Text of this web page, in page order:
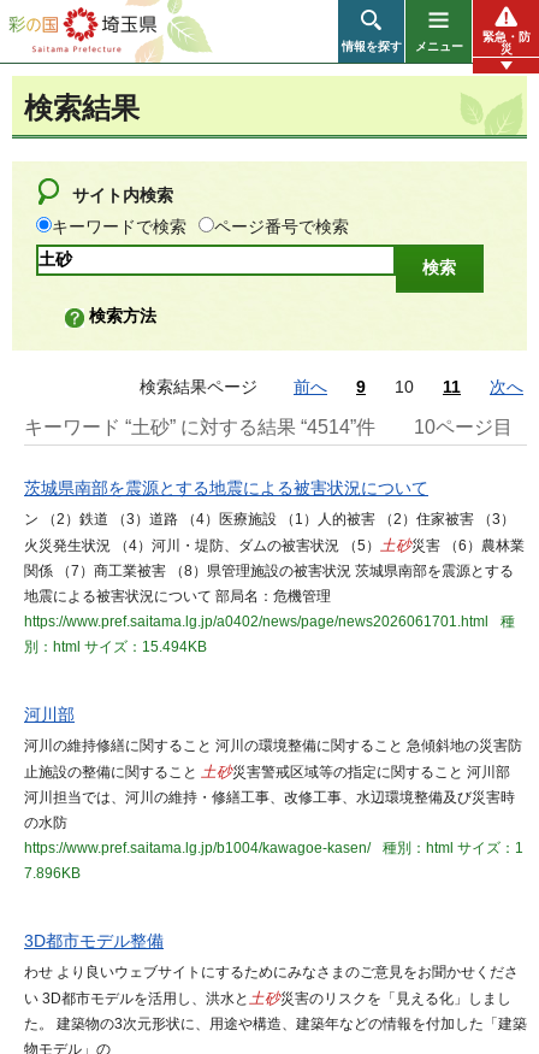
彩の国 埼玉県
情報を探す メニュー
緊急・防
災
検索結果
サイト内検索
キーワードで検索
ページ番号で検索
検索方法
検索結果ページ 前へ 9 10 11 次へ
キーワード “土砂” に対する結果 “4514”件 10ページ目
茨城県南部を震源とする地震による被害状況について
ン （2）鉄道 （3）道路 （4）医療施設 （1）人的被害 （2）住家被害 （3）
火災発生状況 （4）河川・堤防、ダムの被害状況 （5） 土砂災害 （6）農林業
関係 （7）商工業被害 （8）県管理施設の被害状況 茨城県南部を震源とする
地震による被害状況について 部局名：危機管理
https://www.pref.saitama.lg.jp/a0402/news/page/news2026061701.html
種
別：html サイズ：15.494KB
河川部
河川の維持修繕に関すること 河川の環境整備に関すること 急傾斜地の災害防
止施設の整備に関すること 土砂災害警戒区域等の指定に関すること 河川部
河川担当では、河川の維持・修繕工事、改修工事、水辺環境整備及び災害時
の水防
https://www.pref.saitama.lg.jp/b1004/kawagoe-kasen/
種別：html サイズ：1
7.896KB
3D都市モデル整備
わせ より良いウェブサイトにするためにみなさまのご意見をお聞かせくださ
い 3D都市モデルを活用し、洪水と 土砂災害のリスクを「見える化」しまし
た。 建築物の3次元形状に、用途や構造、建築年などの情報を付加した「建築
物モデル」の